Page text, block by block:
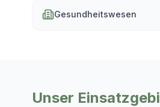
Gesundheitswesen
Unser